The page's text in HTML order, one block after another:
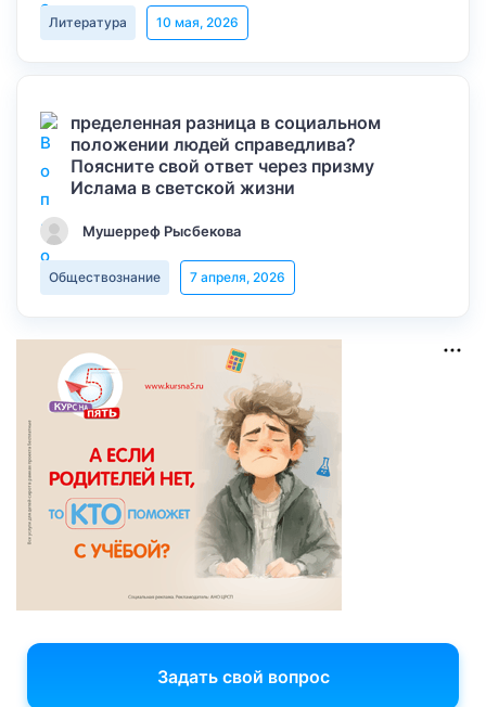
Литература 10 мая, 2026
пределенная разница в социальном
положении людей справедлива?
Поясните свой ответ через призму
Ислама в светской жизни
Мушерреф Рысбекова
Обществознание 7 апреля, 2026
Задать свой вопрос